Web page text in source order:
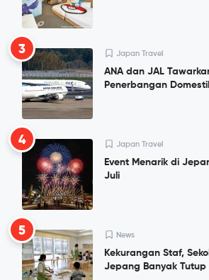
3 Japan Travel
ANA dan JAL
Penerbangan
4 Japan Travel
Event Menarik di
Juli
5 News
Kekurangan Staf,
Jepang Banyak Tutup